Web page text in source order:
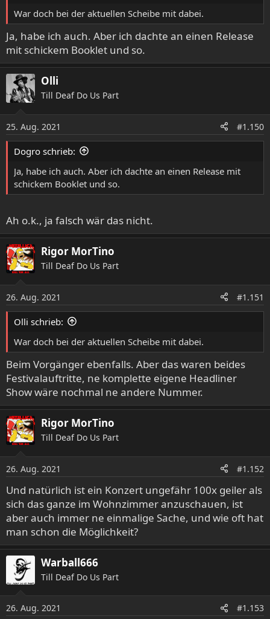
War doch bei der aktuellen Scheibe mit dabei.
Ja, habe ich auch. Aber ich dachte an einen Release
mit schickem Booklet und so.
Olli
Till Deaf Do Us Part
25. Aug. 2021 #1.150
Dogro schrieb:
Ja, habe ich auch. Aber ich dachte an einen Release mit
schickem Booklet und so.
Ah o.k., ja falsch wär das nicht.
Rigor MorTino
Till Deaf Do Us Part
26. Aug. 2021 #1.151
Olli schrieb:
War doch bei der aktuellen Scheibe mit dabei.
Beim Vorgänger ebenfalls. Aber das waren beides
Festivalauftritte, ne komplette eigene Headliner
Show wäre nochmal ne andere Nummer.
Rigor MorTino
Till Deaf Do Us Part
26. Aug. 2021 #1.152
Und natürlich ist ein Konzert ungefähr 100x geiler als
sich das ganze im Wohnzimmer anzuschauen, ist
aber auch immer ne einmalige Sache, und wie oft hat
man schon die Möglichkeit?
Warball666
Till Deaf Do Us Part
26. Aug. 2021 #1.153